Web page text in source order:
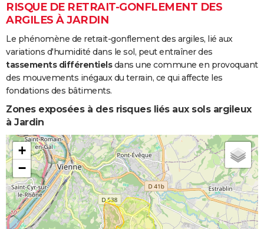
RISQUE DE RETRAIT-GONFLEMENT DES
ARGILES À JARDIN
Le phénomène de retrait-gonflement des argiles, lié aux
variations d'humidité dans le sol, peut entraîner des
tassements différentielsdans une commune en provoquant
des mouvements inégaux du terrain, ce qui affecte les
fondations des bâtiments.
Zones exposées à des risques liés aux sols argileux
à Jardin
+
−